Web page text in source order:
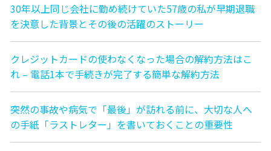
30年以上同じ会社に勤め続けていた57歳の私が早期退職
を決意した背景とその後の活躍のストーリー
クレジットカードの使わなくなった場合の解約方法はこ
れ – 電話1本で手続きが完了する簡単な解約方法
突然の事故や病気で「最後」が訪れる前に、大切な人へ
の手紙「ラストレター」を書いておくことの重要性